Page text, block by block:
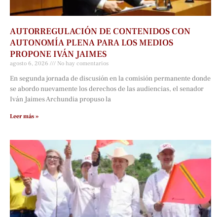
AUTORREGULACIÓN DE CONTENIDOS CON
AUTONOMÍA PLENA PARA LOS MEDIOS
PROPONE IVÁN JAIMES
agosto 6, 2026 No hay comentarios
En segunda jornada de discusión en la comisión permanente donde
se abordo nuevamente los derechos de las audiencias, el senador
Iván Jaimes Archundia propuso la
Leer más »